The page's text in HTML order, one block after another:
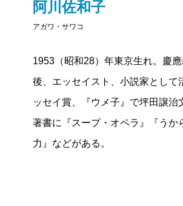
ましい。
わるさ、空き瓶を捨てられない〈
が、昭和の家庭の育ちだった。
作家を父にもつ家庭については
檀ふみ
新田次郎 次男・藤原正彦
公開鼎談が、気うるさい職業の
す。（出版部・K）
阿川佐和子
アガワ・サワコ
1953（昭和28）年東京生れ。慶
後、エッセイスト、小説家とし
ッセイ賞、『ウメ子』で坪田譲
著書に『スープ・オペラ』『うか
力』などがある。